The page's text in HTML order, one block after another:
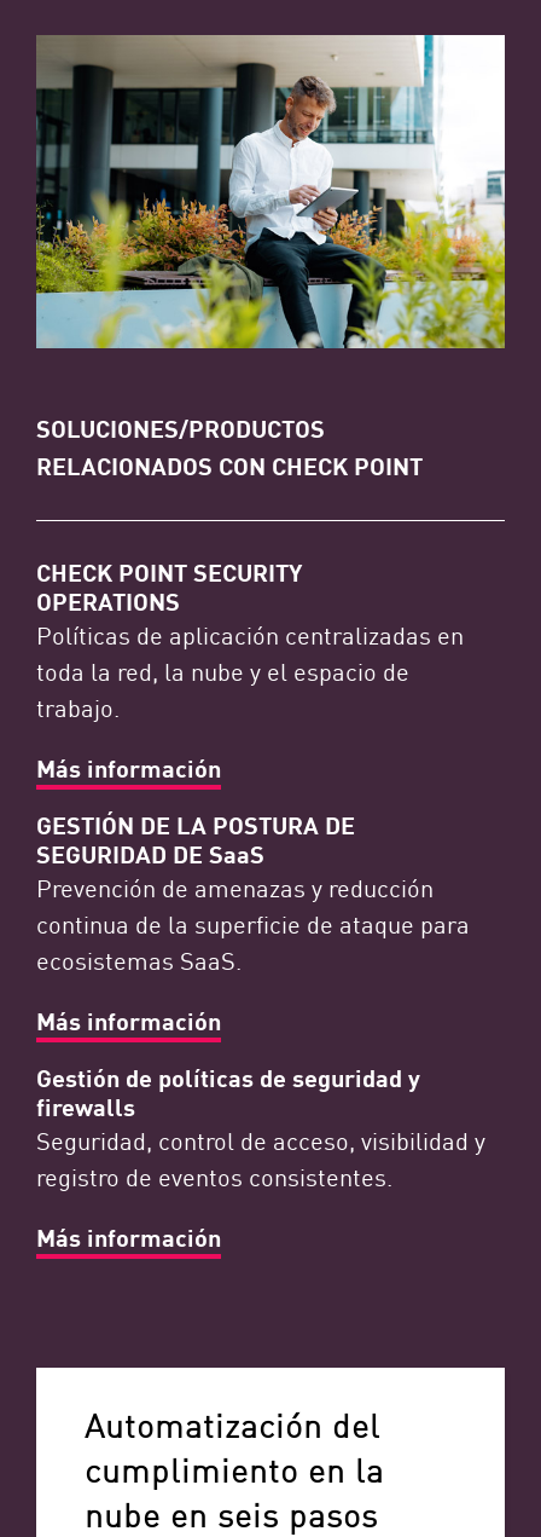
SOLUCIONES/PRODUCTOS
RELACIONADOS CON CHECK POINT
CHECK POINT SECURITY
OPERATIONS
Políticas de aplicación centralizadas en
toda la red, la nube y el espacio de
trabajo.
Más información
GESTIÓN DE LA POSTURA DE
SEGURIDAD DE SaaS
Prevención de amenazas y reducción
continua de la superficie de ataque para
ecosistemas SaaS.
Más información
Gestión de políticas de seguridad y
firewalls
Seguridad, control de acceso, visibilidad y
registro de eventos consistentes.
Más información
Automatización del
cumplimiento en la
nube en seis pasos